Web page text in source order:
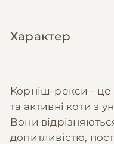
Характер
Корніш-рекси - це
та активні коти з
Вони
допитливістю,